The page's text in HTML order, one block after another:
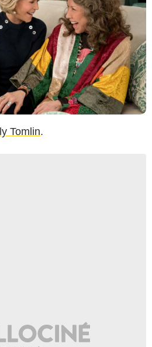
Tomlin.